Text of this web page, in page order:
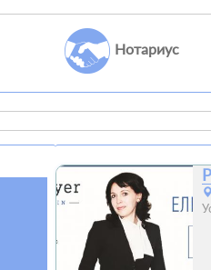
Нотариус